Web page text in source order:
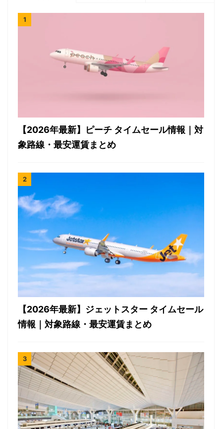
【2026年最新】ピーチ タイムセール情報｜対
象路線・最安運賃まとめ
【2026年最新】ジェットスター タイムセール
情報｜対象路線・最安運賃まとめ